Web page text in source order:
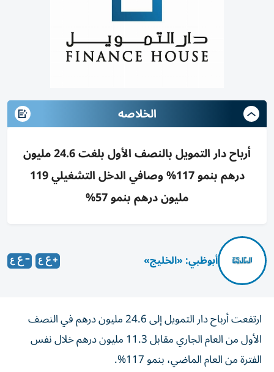
الخلاصه
أرباح دار التمويل بالنصف الأول بلغت 24.6 مليون
درهم بنمو 117% وصافي الدخل التشغيلي 119
مليون درهم بنمو 57%
أبوظبي: «الخليج»
ارتفعت أرباح دار التمويل إلى 24.6 مليون درهم في النصف
الأول من العام الجاري مقابل 11.3 مليون درهم خلال نفس
الفترة من العام الماضي، بنمو 117%.